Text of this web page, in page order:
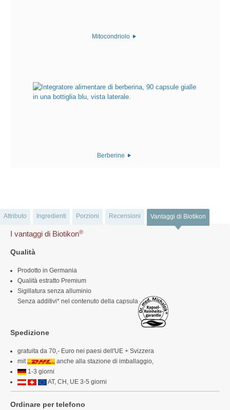
Mitocondriolo
Berberine
Attributo Ingredienti Porzioni Recensioni Vantaggi di Biotikon
I vantaggi di Biotikon®
Qualità
Prodotto in Germania
Qualità estratto Premium
Sigillatura senza alluminio
Senza additivi* nel contenuto della capsula
Spedizione
gratuita da 70,- Euro nei paesi dell'UE + Svizzera
mit
anche alla stazione di imballaggio,
1-3 giorni
AT, CH, UE 3-5 giorni
Ordinare per telefono